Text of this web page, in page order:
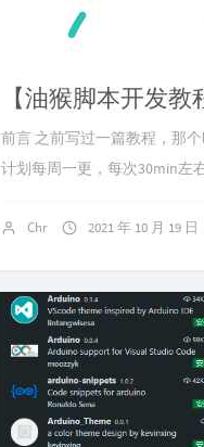
【油猴脚本开发
前言 之前写过一篇教程，那
计划每周一更，每次30min左
Chr 2021 年 10 月 19 日